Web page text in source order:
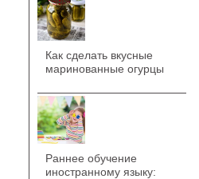
Как сделать вкусные
маринованные огурцы
Раннее обучение
иностранному языку: